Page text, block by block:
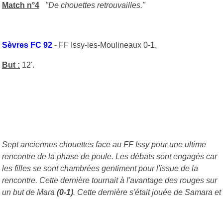
Match n°4 "De chouettes retrouvailles."
Sèvres FC 92 - FF Issy-les-Moulineaux 0-1.
But : 12'.
Sept anciennes chouettes face au FF Issy pour une ultime
rencontre de la phase de poule. Les débats sont engagés car
les filles se sont chambrées gentiment pour l'issue de la
rencontre. Cette dernière tournait à l'avantage des rouges sur
un but de Mara (0-1). Cette dernière s'était jouée de Samara et